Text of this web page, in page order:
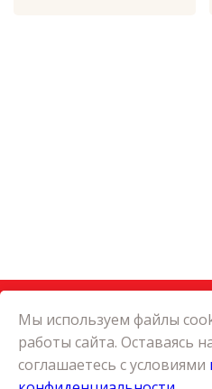
КАТАЛОГ
КАРЬЕРА
Мы используем файлы
работы сайта. Оставаясь
соглашаетесь с условиями